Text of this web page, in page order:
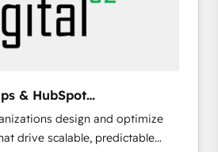
MAからの移行支援：Salesforce・
らの移行、カスタム設計、履歴
まで。 ▸ AEO対応：ChatGPT・
を選ぶの
パートナー認定 ✓ HubSpotアワ
ダー ✓ ISO27001:2022 /
✓ 400社以上の導入実績 ✓
Drive pipeline with inbound,
paid media that fuel growth. 👩‍💻
performing websites with
& maximize AEO with tailored
Extend HubSpot with
hosting, & maintenance. As
& HubSpot
design and optimize
drive scalable, predictable